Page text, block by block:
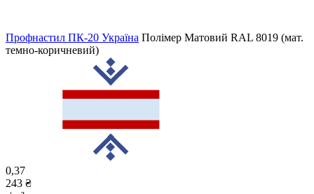
Профнастил ПК-20 Україна Полімер Матовий RAL 8019 (мат.
темно-коричневий)
0,37
243 ₴